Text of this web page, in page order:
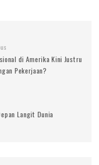
di Amerika Kini Justru
Pekerjaan?
Langit Dunia